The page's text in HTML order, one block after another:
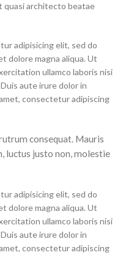
quasi architecto beatae
adipisicing elit, sed do
dolore magna aliqua. Ut
ullamco laboris nisi
aute irure dolor in
consectetur adipiscing
consequat. Mauris
luctus justo non, molestie
adipisicing elit, sed do
dolore magna aliqua. Ut
ullamco laboris nisi
aute irure dolor in
consectetur adipiscing